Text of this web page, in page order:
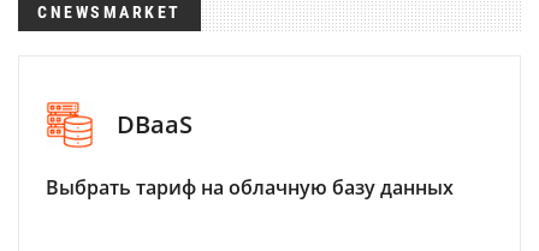
CNEWSMARKET
DBaaS
Выбрать тариф на облачную базу данных